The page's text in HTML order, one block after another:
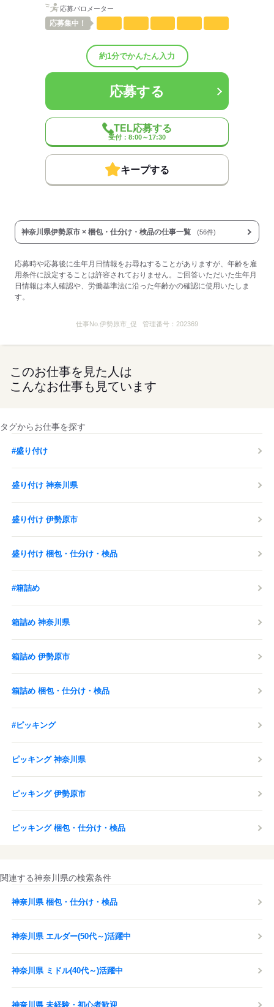
応募バロメーター
応募集中！
約1分でかんたん入力
応募する
TEL応募する
受付：8:00～17:30
キープする
神奈川県伊勢原市 × 梱包・仕分け・検品の仕事一覧 (56件)
応募時や応募後に生年月日情報をお尋ねすることがありますが、年齢を雇
用条件に設定することは許容されておりません。ご回答いただいた生年月
日情報は本人確認や、労働基準法に沿った年齢かの確認に使用いたしま
す。
仕事No. 伊勢原市_促 管理番号： 202369
このお仕事を見た人は
こんなお仕事も見ています
タグからお仕事を探す
#盛り付け
盛り付け 神奈川県
盛り付け 伊勢原市
盛り付け 梱包・仕分け・検品
#箱詰め
箱詰め 神奈川県
箱詰め 伊勢原市
箱詰め 梱包・仕分け・検品
#ピッキング
ピッキング 神奈川県
ピッキング 伊勢原市
ピッキング 梱包・仕分け・検品
関連する神奈川県の検索条件
神奈川県 梱包・仕分け・検品
神奈川県 エルダー(50代～)活躍中
神奈川県 ミドル(40代～)活躍中
神奈川県 未経験・初心者歓迎